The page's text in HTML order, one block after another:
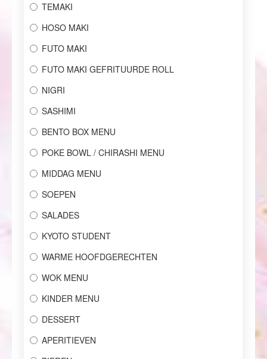
TEMAKI
HOSO MAKI
FUTO MAKI
FUTO MAKI GEFRITUURDE ROLL
NIGRI
SASHIMI
BENTO BOX MENU
POKE BOWL / CHIRASHI MENU
MIDDAG MENU
SOEPEN
SALADES
KYOTO STUDENT
WARME HOOFDGERECHTEN
WOK MENU
KINDER MENU
DESSERT
APERITIEVEN